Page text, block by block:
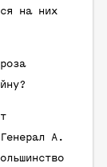
на них
А.